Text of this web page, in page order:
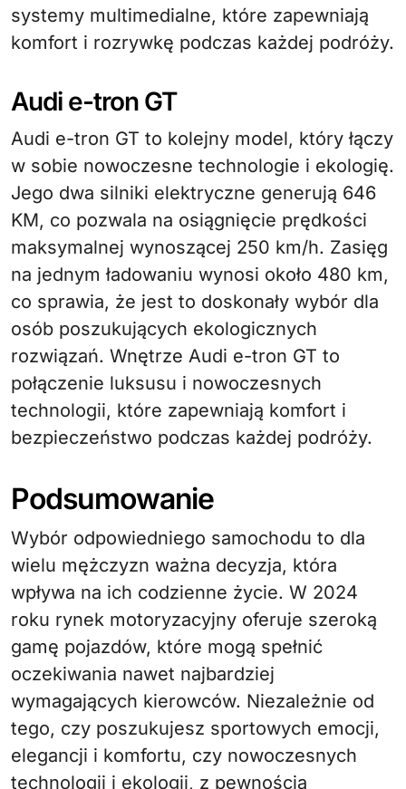
systemy multimedialne, które zapewniają
komfort i rozrywkę podczas każdej podróży.
Audi e-tron GT
Audi e-tron GT to kolejny model, który łączy
w sobie nowoczesne technologie i ekologię.
Jego dwa silniki elektryczne generują 646
KM, co pozwala na osiągnięcie prędkości
maksymalnej wynoszącej 250 km/h. Zasięg
na jednym ładowaniu wynosi około 480 km,
co sprawia, że jest to doskonały wybór dla
osób poszukujących ekologicznych
rozwiązań. Wnętrze Audi e-tron GT to
połączenie luksusu i nowoczesnych
technologii, które zapewniają komfort i
bezpieczeństwo podczas każdej podróży.
Podsumowanie
Wybór odpowiedniego samochodu to dla
wielu mężczyzn ważna decyzja, która
wpływa na ich codzienne życie. W 2024
roku rynek motoryzacyjny oferuje szeroką
gamę pojazdów, które mogą spełnić
oczekiwania nawet najbardziej
wymagających kierowców. Niezależnie od
tego, czy poszukujesz sportowych emocji,
elegancji i komfortu, czy nowoczesnych
technologii i ekologii, z pewnością